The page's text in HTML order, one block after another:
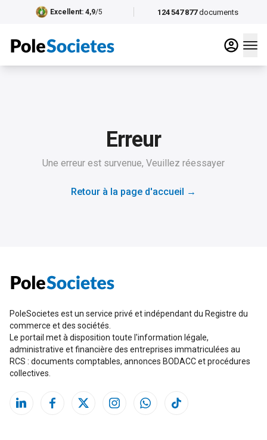
124 547 877 documents
Excellent: 4,9/5
Erreur
Une erreur est survenue, Veuillez réessayer
Retour à la page d'accueil →
PoleSocietes est un service privé et indépendant du Registre du
commerce et des sociétés.
Le portail met à disposition toute l'information légale,
administrative et financière des entreprises immatriculées au
RCS : documents comptables, annonces BODACC et procédures
collectives.